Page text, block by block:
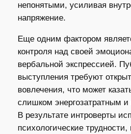
непонятыми, усиливая
напряжение.
Еще одним фактором
контроля над своей
вербальной экспрессией.
выступления требуют
вовлечения, что может
слишком энергозатратным и
В результате интроверты
психологические